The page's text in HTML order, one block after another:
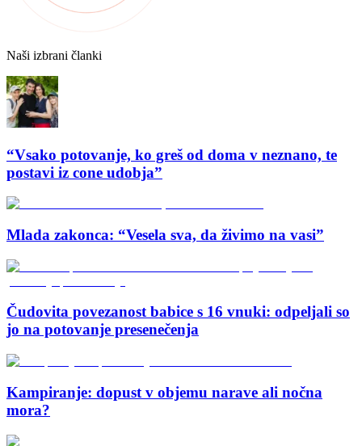
Naši izbrani članki
“Vsako potovanje, ko greš od doma v neznano, te
postavi iz cone udobja”
Mlada zakonca: “Vesela sva, da živimo na vasi”
Čudovita povezanost babice s 16 vnuki: odpeljali so
jo na potovanje presenečenja
Kampiranje: dopust v objemu narave ali nočna
mora?